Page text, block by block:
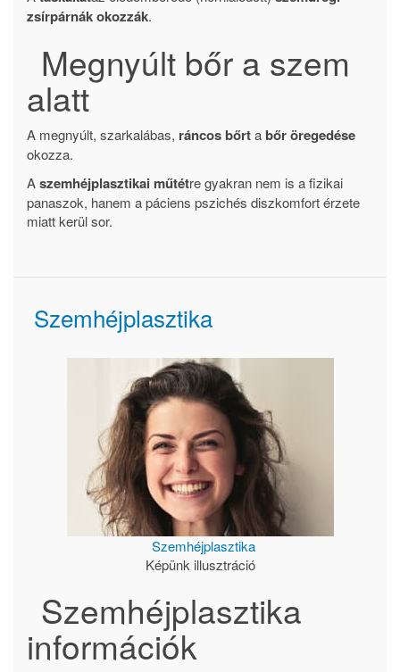
zsírpárnák okozzák.
Megnyúlt bőr a szem
alatt
A megnyúlt, szarkalábas, ráncos bőrta bőr öregedése
okozza.
Aszemhéjplasztikai műtétre gyakran nem is a fizikai
panaszok, hanem a páciens pszichés diszkomfort érzete
miatt kerül sor.
Szemhéjplasztika
Szemhéjplasztika
Képünk illusztráció
Szemhéjplasztika
információk